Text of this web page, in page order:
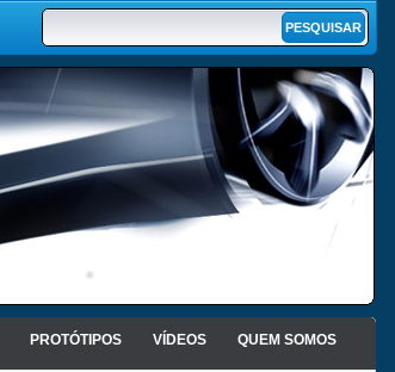
PROTÓTIPOS VÍDEOS QUEM SOMOS